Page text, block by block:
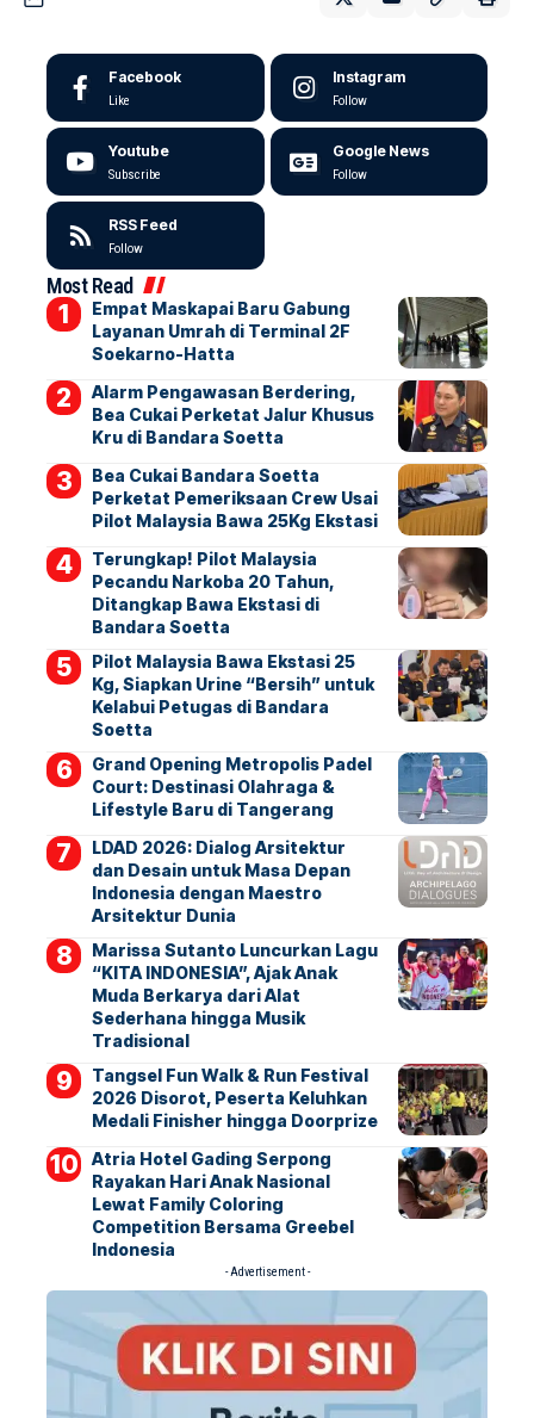
Facebook
Like
Instagram
Follow
Youtube
Subscribe
Google News
Follow
RSS Feed
Follow
Most Read
Empat Maskapai Baru Gabung
Layanan Umrah di Terminal 2F
Soekarno-Hatta
Alarm Pengawasan Berdering,
Bea Cukai Perketat Jalur Khusus
Kru di Bandara Soetta
Bea Cukai Bandara Soetta
Perketat Pemeriksaan Crew Usai
Pilot Malaysia Bawa 25Kg Ekstasi
Terungkap! Pilot Malaysia
Pecandu Narkoba 20 Tahun,
Ditangkap Bawa Ekstasi di
Bandara Soetta
Pilot Malaysia Bawa Ekstasi 25
Kg, Siapkan Urine “Bersih” untuk
Kelabui Petugas di Bandara
Soetta
Grand Opening Metropolis Padel
Court: Destinasi Olahraga &
Lifestyle Baru di Tangerang
LDAD 2026: Dialog Arsitektur
dan Desain untuk Masa Depan
Indonesia dengan Maestro
Arsitektur Dunia
Marissa Sutanto Luncurkan Lagu
“KITA INDONESIA”, Ajak Anak
Muda Berkarya dari Alat
Sederhana hingga Musik
Tradisional
Tangsel Fun Walk & Run Festival
2026 Disorot, Peserta Keluhkan
Medali Finisher hingga Doorprize
Atria Hotel Gading Serpong
Rayakan Hari Anak Nasional
Lewat Family Coloring
Competition Bersama Greebel
Indonesia
- Advertisement -